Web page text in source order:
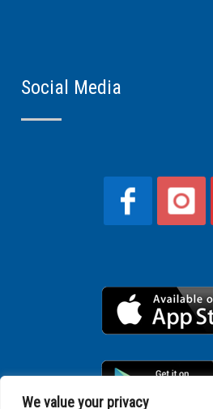
We value your privacy
Social Media